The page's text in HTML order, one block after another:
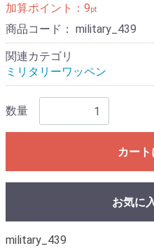
加算ポイント： 9pt
商品コード： military_439
関連カテゴリ
ミリタリーワッペン
数量
カー
お気に
military_439